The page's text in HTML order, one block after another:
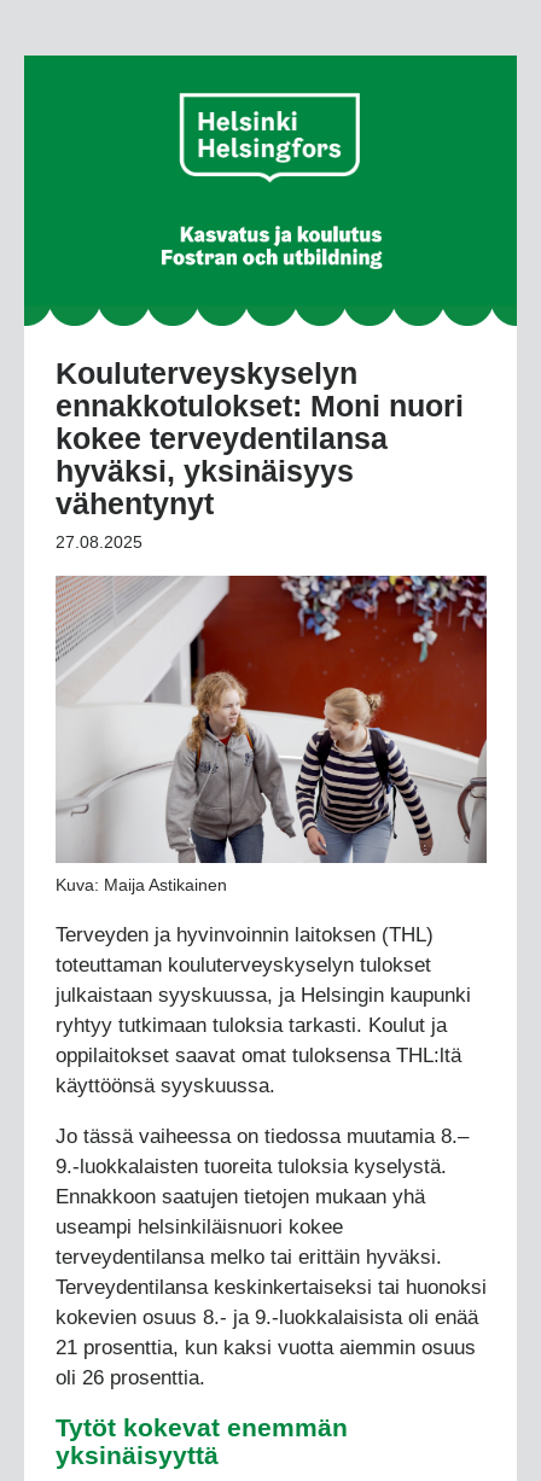
Kouluterveyskyselyn
ennakkotulokset: Moni nuori
kokee terveydentilansa
hyväksi, yksinäisyys
vähentynyt
27.08.2025
Kuva: Maija Astikainen
Terveyden ja hyvinvoinnin laitoksen (THL)
toteuttaman kouluterveyskyselyn tulokset
julkaistaan syyskuussa, ja Helsingin kaupunki
ryhtyy tutkimaan tuloksia tarkasti. Koulut ja
oppilaitokset saavat omat tuloksensa THL:ltä
käyttöönsä syyskuussa.
Jo tässä vaiheessa on tiedossa muutamia 8.–
9.-luokkalaisten tuoreita tuloksia kyselystä.
Ennakkoon saatujen tietojen mukaan yhä
useampi helsinkiläisnuori kokee
terveydentilansa melko tai erittäin hyväksi.
Terveydentilansa keskinkertaiseksi tai huonoksi
kokevien osuus 8.- ja 9.-luokkalaisista oli enää
21 prosenttia, kun kaksi vuotta aiemmin osuus
oli 26 prosenttia.
Tytöt kokevat enemmän
yksinäisyyttä